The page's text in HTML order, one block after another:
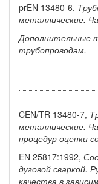
prEN 13480-6,
металлические.
Дополнительные
трубопроводам.
CEN/TR 13480-7,
металлические.
процедур оценки
EN 25817:1992,
дуговой сваркой.
качества в